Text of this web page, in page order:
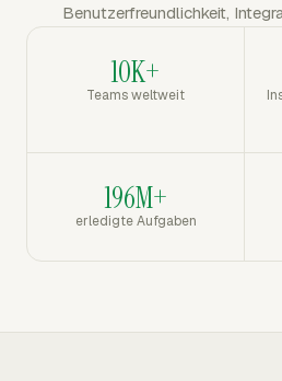
Benutzerfreundlichkeit,
10K+
Teams weltweit
196M+
erledigte Aufgaben